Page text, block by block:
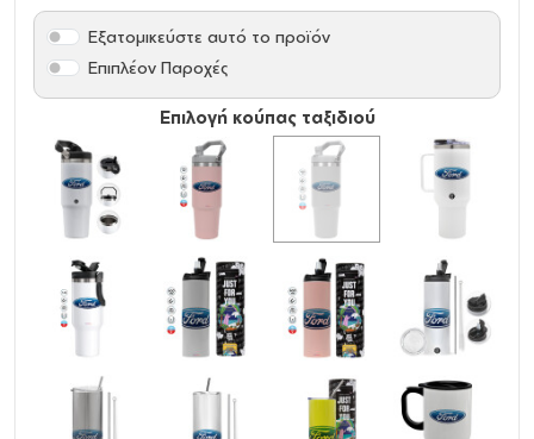
Χαρακτηριστικά:
Υψηλής Ποιότητας Υλικά από 304 ανοξείδωτο
ατσάλι εσωτερικά, ασφαλές για τρόφιμα, και 201
ανοξείδωτο ατσάλι εξωτερικά
Διπλά Τοιχώματα με Μόνωση Κενού
Χωρητικότητα 30oz (περίπου 890ml)
Λειτουργικό Καπάκι με Καλαμάκι & Χερούλι
Μεταφοράς
Ασφαλές και Στεγανό Καπάκι
Με λάστιχο στεγανοποίησης που προστατεύει από
διαρροές, για να το έχετε άφοβα στην τσάντα ή
στο αυτοκίνητο.
Εύκολο στο Καθάρισμα
Διαστάσεις: Ύψος: 24 cm
Διάμετρος βάσης: 7 cm
Διάμετρος καπακιού: 8,5 cm
Παρατήρηση
: Τα παγούρια/θερμός με καπάκι που
διαθέτει ανοιγόμενα μέρη (στόμιο ή κουμπί),
προσφέρουν μόνο βασική προστασία από διαρροές
και είναι πιθανό, σε πλάγια ή ανάποδη θέση, καθώς και
σε τσάντα με έντονη κίνηση, να παρουσιαστούν
Επιλογή κούπας ταξιδιού
Εξατομικεύστε αυτό το προϊόν
Επιπλέον Παροχές